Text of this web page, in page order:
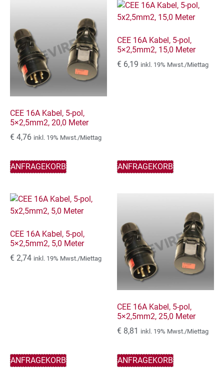
CEE 16A Kabel, 5-pol,
5×2,5mm2, 20,0 Meter
€ 4,76 inkl. 19% Mwst./Miettag
ANFRAGEKORB
CEE 16A Kabel, 5-pol,
5×2,5mm2, 15,0 Meter
€ 6,19 inkl. 19% Mwst./Miettag
ANFRAGEKORB
CEE 16A Kabel, 5-pol,
5×2,5mm2, 5,0 Meter
€ 2,74 inkl. 19% Mwst./Miettag
ANFRAGEKORB
CEE 16A Kabel, 5-pol,
5×2,5mm2, 25,0 Meter
€ 8,81 inkl. 19% Mwst./Miettag
ANFRAGEKORB